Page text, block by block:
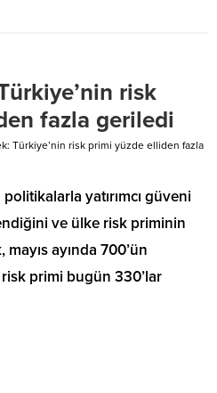
risk
fazla geriledi
Türkiye’nin risk primi yüzde elliden fazla
yatırımcı güveni
ve ülke risk priminin
ayında 700’ün
primi bugün 330’lar